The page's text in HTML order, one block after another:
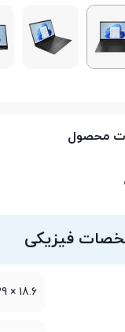
محصول
فیزیکی
18.6 × 229 × 359 میلی متر